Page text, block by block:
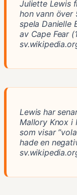
Juliette Lewis
hon vann över
spela Danielle
av Cape Fear
Lewis har
Mallory Knox i
som visar
hade en